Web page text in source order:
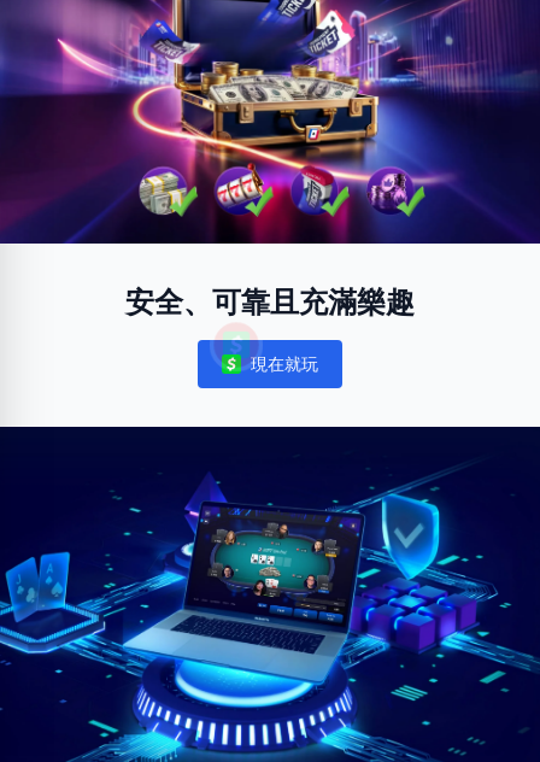
安全、可靠且充滿樂趣
Notifications
現在就玩